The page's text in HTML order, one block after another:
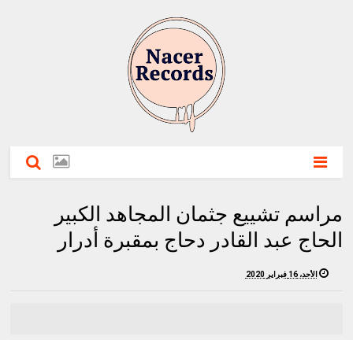
مراسم تشييع جثمان المجاهد الكبير
الحاج عبد القادر دحاج بمقبرة أدرار
الأحد، 16 فبراير 2020